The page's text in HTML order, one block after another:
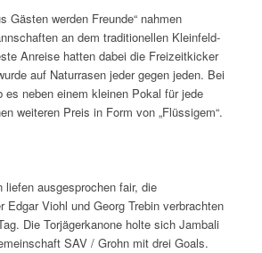
Gästen werden Freunde“ nahmen
an dem traditionellen Kleinfeld-
Anreise hatten dabei die Freizeitkicker
auf Naturrasen jeder gegen jeden. Bei
es neben einem kleinen Pokal für jede
weiteren Preis in Form von „Flüssigem“.
liefen ausgesprochen fair, die
Edgar Viohl und Georg Trebin verbrachten
Die Torjägerkanone holte sich Jambali
SAV / Grohn mit drei Goals.